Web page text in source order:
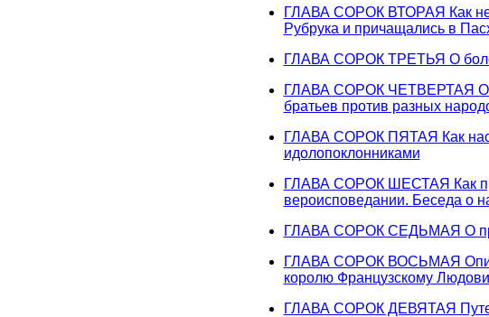
ГЛАВА СОРОК ВТОРАЯ Как
Рубрука и причащались в
ГЛАВА СОРОК ТРЕТЬЯ О
ГЛАВА СОРОК ЧЕТВЕРТАЯ
братьев против разных
ГЛАВА СОРОК ПЯТАЯ Как нас
идолопоклонниками
ГЛАВА СОРОК ШЕСТАЯ Как
вероисповедании. Беседа о
ГЛАВА СОРОК СЕДЬМАЯ О
ГЛАВА СОРОК ВОСЬМАЯ
королю Французскому
ГЛАВА СОРОК ДЕВЯТАЯ